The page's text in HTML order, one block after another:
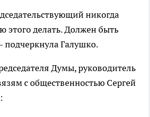
никогда
этого делать. Должен быть
подчеркнула Галушко.
Думы, руководитель
с общественностью Сергей